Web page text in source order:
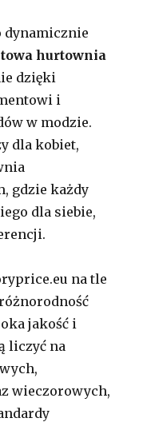
dynamicznie
hurtownia
dzięki
i
w modzie.
dla kobiet,
gdzie każdy
dla siebie,
na tle
jakość i
liczyć na
wieczorowych,